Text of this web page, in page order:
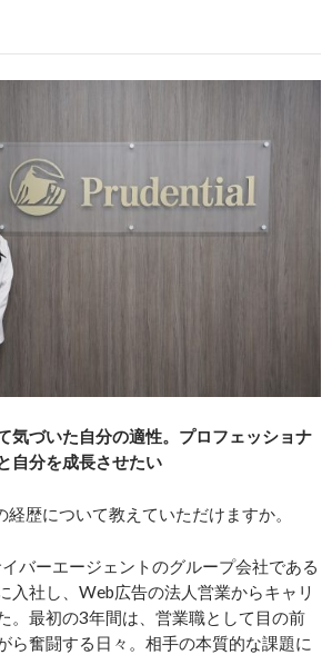
気づいた自分の適性。プロフェッショナ
自分を成長させたい
歴について教えていただけますか。
バーエージェントのグループ会社である
入社し、Web広告の法人営業からキャリ
。最初の3年間は、営業職として目の前
ら奮闘する日々。相手の本質的な課題に